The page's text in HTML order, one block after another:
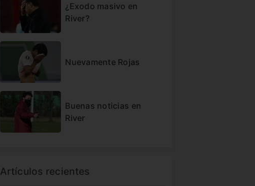
¿Exodo masivo en
River?
Nuevamente Rojas
Buenas noticias en
River
Artículos recientes